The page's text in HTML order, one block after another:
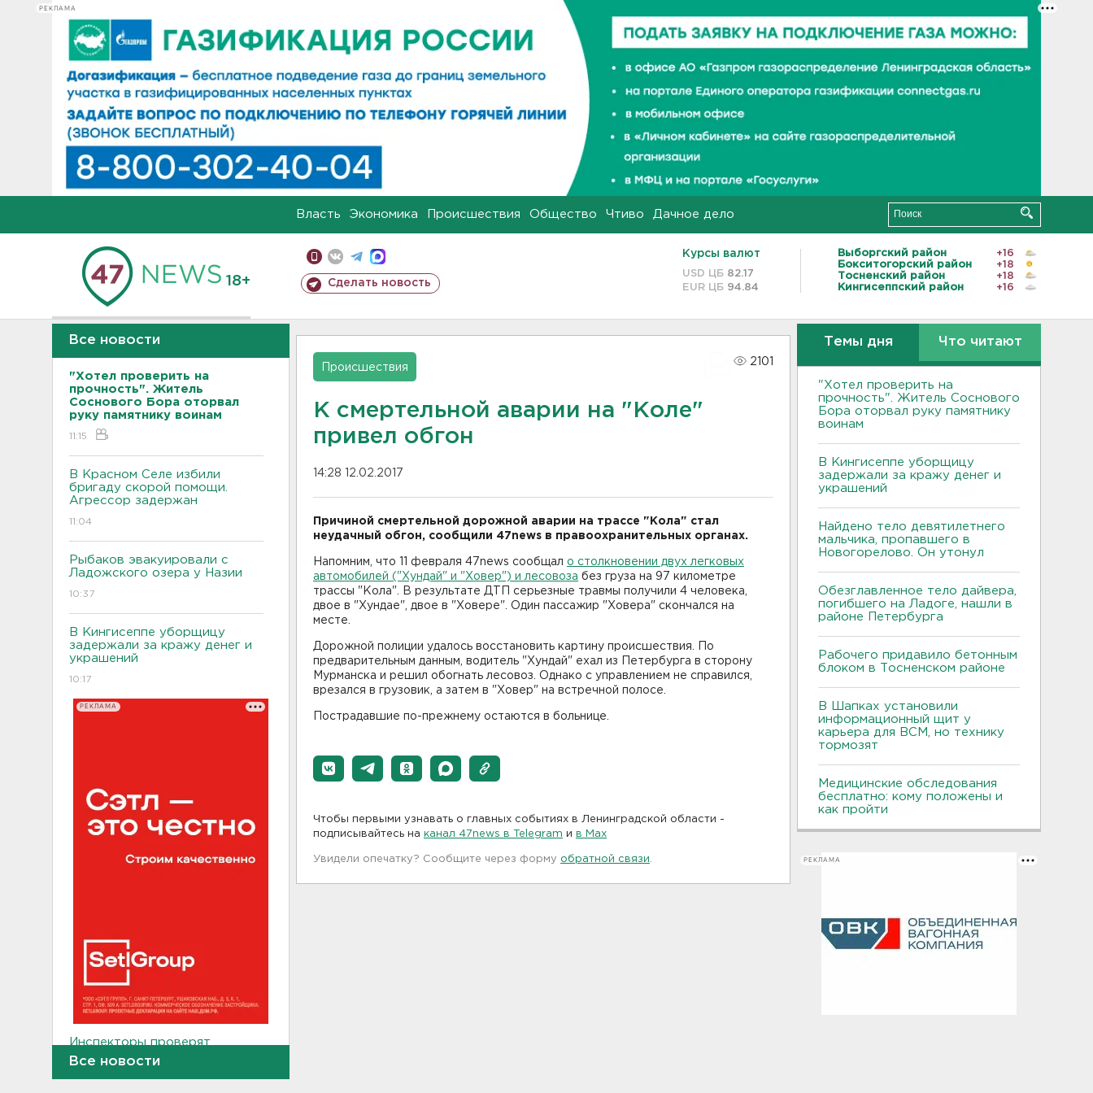
РЕКЛАМА
Власть Экономика Происшествия Общество Чтиво Дачное дело
18+ Сделать новость
Курсы валют
USD ЦБ 82.17
EUR ЦБ 94.84
Выборгский район
+16
Бокситогорский район
+18
Тосненский район
+18
Кингисеппский район
+16
Все новости
"Хотел проверить на
прочность". Житель
Соснового Бора оторвал
руку памятнику воинам
11:15
В Красном Селе избили
бригаду скорой помощи.
Агрессор задержан
11:04
Рыбаков эвакуировали с
Ладожского озера у Назии
10:37
В Кингисеппе уборщицу
задержали за кражу денег и
украшений
10:17
РЕКЛАМА
Инспекторы проверят
водителей на трезвость в
Петербурге и Ленобласти
Все новости
Происшествия
2101
К смертельной аварии на "Коле"
привел обгон
14:28 12.02.2017
Причиной смертельной дорожной аварии на трассе "Кола" стал
неудачный обгон, сообщили 47news в правоохранительных органах.
Напомним, что 11 февраля 47news сообщал о столкновении двух легковых
автомобилей ("Хундай" и "Ховер") и лесовоза без груза на 97 километре
трассы "Кола". В результате ДТП серьезные травмы получили 4 человека,
двое в "Хундае", двое в "Ховере". Один пассажир "Ховера" скончался на
месте.
Дорожной полиции удалось восстановить картину происшествия. По
предварительным данным, водитель "Хундай" ехал из Петербурга в сторону
Мурманска и решил обогнать лесовоз. Однако с управлением не справился,
врезался в грузовик, а затем в "Ховер" на встречной полосе.
Пострадавшие по-прежнему остаются в больнице.
Чтобы первыми узнавать о главных событиях в Ленинградской области -
подписывайтесь на канал 47news в Telegram и в Maх
Увидели опечатку? Сообщите через форму обратной связи
Темы дня Что читают
"Хотел проверить на
прочность". Житель Соснового
Бора оторвал руку памятнику
воинам
В Кингисеппе уборщицу
задержали за кражу денег и
украшений
Найдено тело девятилетнего
мальчика, пропавшего в
Новогорелово. Он утонул
Обезглавленное тело дайвера,
погибшего на Ладоге, нашли в
районе Петербурга
Рабочего придавило бетонным
блоком в Тосненском районе
В Шапках установили
информационный щит у
карьера для ВСМ, но технику
тормозят
Медицинские обследования
бесплатно: кому положены и
как пройти
РЕКЛАМА